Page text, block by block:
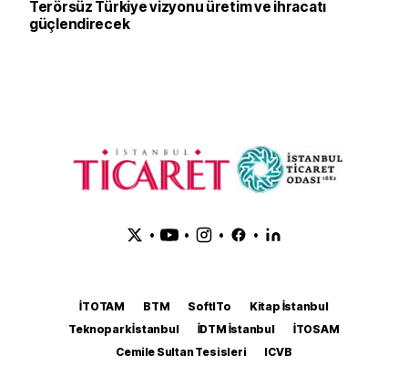
Terörsüz Türkiye vizyonu üretim ve ihracatı
güçlendirecek
• • • •
İTOTAM BTM SoftITo
Kitap İstanbul
Teknopark İstanbul
İDTM İstanbul
İTOSAM
Cemile Sultan Tesisleri
ICVB